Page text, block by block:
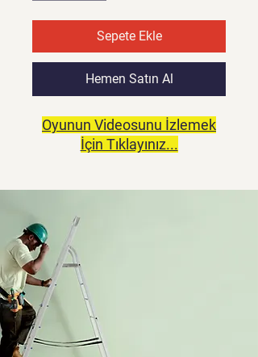
Sepete Ekle
Hemen Satın Al
Oyunun Videosunu İzlemek
İçin Tıklayınız...